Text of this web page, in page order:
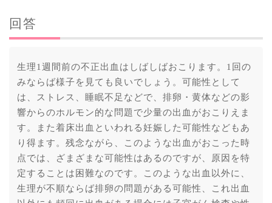
回答
生理1週間前の不正出血はしばしばおこります。1回の
みならば様子を見ても良いでしょう。可能性として
は、ストレス、睡眠不足などで、排卵・黄体などの影
響からのホルモン的な問題で少量の出血がおこりえま
す。また着床出血といわれる妊娠した可能性などもあ
り得ます。残念ながら、このような出血がおこった時
点では、ざまざまな可能性はあるのですが、原因を特
定することは困難なのです。このような出血以外に、
生理が不順ならば排卵の問題がある可能性、これ出血